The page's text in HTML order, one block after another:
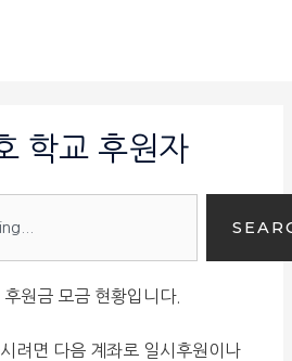
학교 후원자
원금 모금 현황입니다.
려면 다음 계좌로 일시후원이나